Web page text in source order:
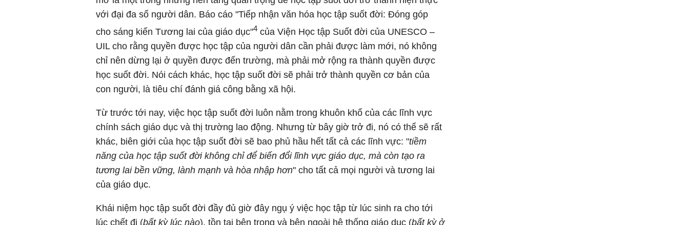
với đại đa số người dân. Báo cáo "Tiếp nhận văn hóa học tập suốt đời: Đóng góp
cho sáng kiến Tương lai của giáo dục"4 của Viện Học tập Suốt đời của UNESCO –
UIL cho rằng quyền được học tập của người dân cần phải được làm mới, nó không
chỉ nên dừng lại ở quyền được đến trường, mà phải mở rộng ra thành quyền được
học suốt đời. Nói cách khác, học tập suốt đời sẽ phải trở thành quyền cơ bản của
con người, là tiêu chí đánh giá công bằng xã hội.
Từ trước tới nay, việc học tập suốt đời luôn nằm trong khuôn khổ của các lĩnh vực
chính sách giáo dục và thị trường lao động. Nhưng từ bây giờ trở đi, nó có thể sẽ rất
khác, biên giới của học tập suốt đời sẽ bao phủ hầu hết tất cả các lĩnh vực: "tiềm
năng của học tập suốt đời không chỉ để biến đổi lĩnh vực giáo dục, mà còn tạo ra
tương lai bền vững, lành mạnh và hòa nhập hơn" cho tất cả mọi người và tương lai
của giáo dục.
Khái niệm học tập suốt đời đầy đủ giờ đây ngụ ý việc học tập từ lúc sinh ra cho tới
lúc chết đi (bất kỳ lúc nào), tồn tại bên trong và bên ngoài hệ thống giáo dục (bất kỳ ở